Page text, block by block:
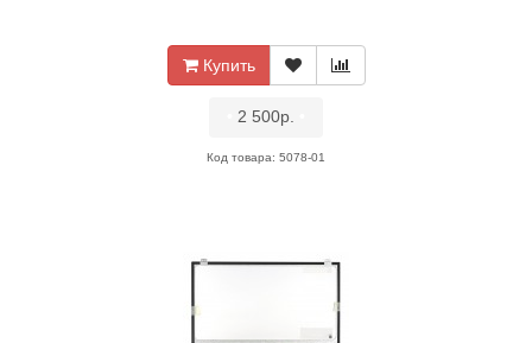
Купить
2 500р.
Код товара: 5078-01